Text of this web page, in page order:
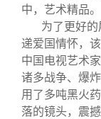
中，艺术精品。
为了更好
递爱国情怀，
中国电视艺术
诸多战争、爆
用了多吨黑火
落的镜头，震